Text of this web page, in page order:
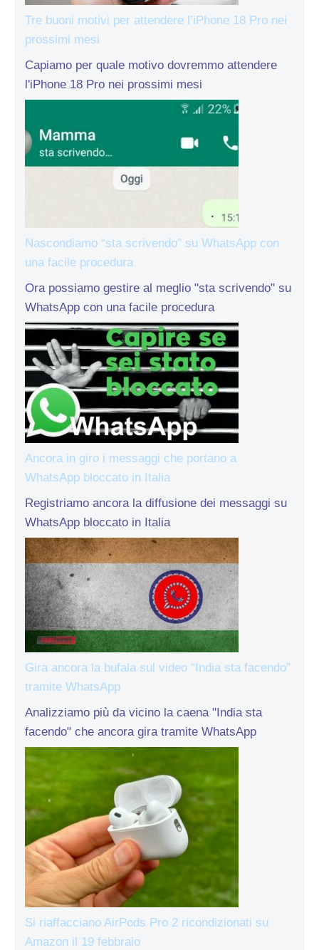
Tre buoni motivi per attendere l’iPhone 18 Pro nei
prossimi mesi
Capiamo per quale motivo dovremmo attendere
l'iPhone 18 Pro nei prossimi mesi
Nascondiamo “sta scrivendo” su WhatsApp con
una facile procedura
Ora possiamo gestire al meglio "sta scrivendo" su
WhatsApp con una facile procedura
Ancora in giro i messaggi che portano a
WhatsApp bloccato in Italia
Registriamo ancora la diffusione dei messaggi su
WhatsApp bloccato in Italia
Gira ancora la bufala sul video “India sta facendo”
tramite WhatsApp
Analizziamo più da vicino la caena "India sta
facendo" che ancora gira tramite WhatsApp
Si riaffacciano AirPods Pro 2 ricondizionati su
Amazon il 19 febbraio